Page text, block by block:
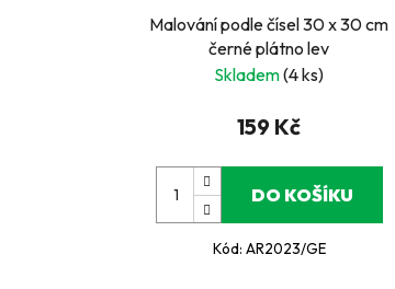
Malování podle čísel 30 x 30 cm
černé plátno lev
Skladem(4 ks)
159 Kč
DO KOŠÍKU
Kód: AR2023/GE